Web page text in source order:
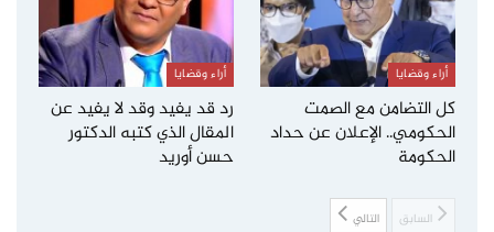
أراء وقضايا
كل التضامن مع الصمت
الحكومي.. الإعلان عن حداد
الحكومة
أراء وقضايا
رد قد يفيد وقد لا يفيد عن
المقال الذي كتبه الدكتور
حسن أوريد
السابق التالي